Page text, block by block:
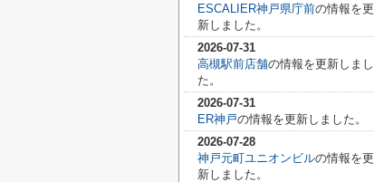
ESCALIER神戸県庁前の情報を更
新しました。
2026-07-31
高槻駅前店舗の情報を更新しまし
た。
2026-07-31
ER神戸の情報を更新しました。
2026-07-28
神戸元町ユニオンビルの情報を更
新しました。